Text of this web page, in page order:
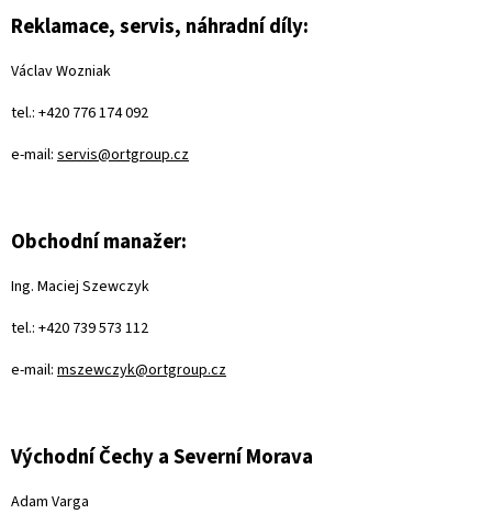
Reklamace, servis, náhradní díly:
Václav Wozniak
tel.: +420 776 174 092
e-mail: servis@ortgroup.cz
Obchodní manažer:
Ing. Maciej Szewczyk
tel.: +420 739 573 112
e-mail: mszewczyk@ortgroup.cz
Východní Čechy a Severní Morava
Adam Varga